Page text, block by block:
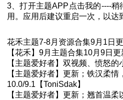
3、打开主题APP点击我的----
用。应用后建议重启一次，以达
花禾主题7-8月资源合集9月1日
【花禾】9月主题合集10月9日
【主题爱好者】双视频、愤怒
【主题爱好者】更新；铁汉柔情
10.0/9.1【ToniSdak】
【主题爱好者】更新；翘首温柔